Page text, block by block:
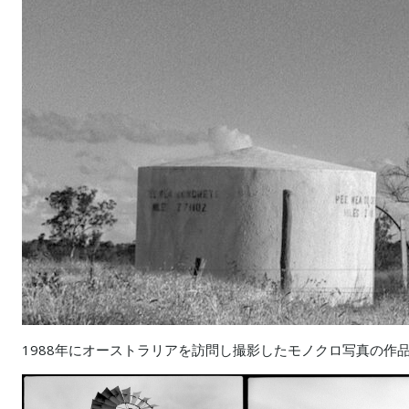
1988年にオーストラリアを訪問し撮影したモノクロ写真の作